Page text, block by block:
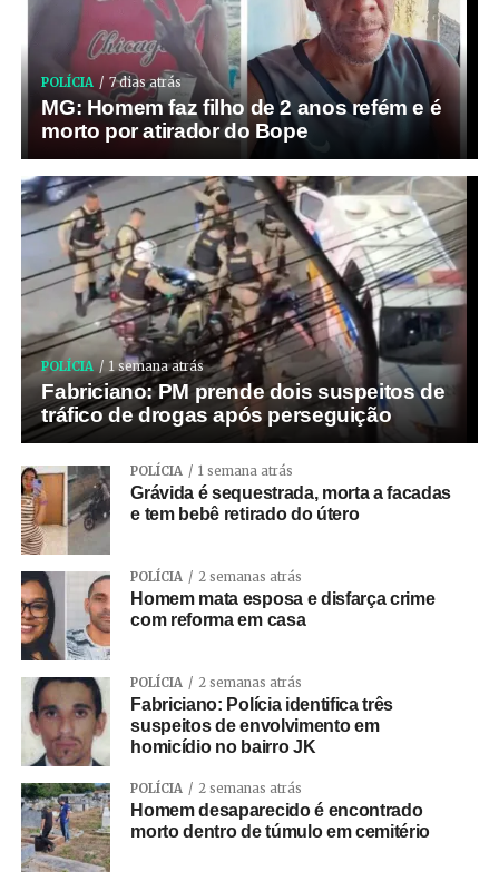
POLÍCIA 7 dias atrás
MG: Homem faz filho de 2 anos refém e é
morto por atirador do Bope
POLÍCIA 1 semana atrás
Fabriciano: PM prende dois suspeitos de
tráfico de drogas após perseguição
POLÍCIA 1 semana atrás
Grávida é sequestrada, morta a facadas
e tem bebê retirado do útero
POLÍCIA 2 semanas atrás
Homem mata esposa e disfarça crime
com reforma em casa
POLÍCIA 2 semanas atrás
Fabriciano: Polícia identifica três
suspeitos de envolvimento em
homicídio no bairro JK
POLÍCIA 2 semanas atrás
Homem desaparecido é encontrado
morto dentro de túmulo em cemitério